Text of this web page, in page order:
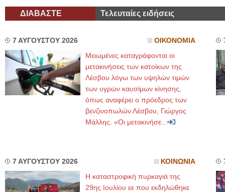
ΔΙΑΒΑΣΤΕ Τελευταίες ειδήσεις
7 ΑΥΓΟΥΣΤΟΥ 2026 ΟΙΚΟΝΟΜΙΑ
Μειωμένες καταγράφονται οι
μετακινήσεις των κατοίκων της
Λέσβου λόγω των υψηλών τιμών
των υγρών καυσίμων κίνησης,
όπως αναφέρει ο πρόεδρος των
βενζινοπωλών Λέσβου, Γιώργος
Μάλλης. «Οι μετακινήσε...
7 ΑΥΓΟΥΣΤΟΥ 2026 ΚΟΙΝΩΝΙΑ
Η καταστροφική πυρκαγιά της
29ης Ιουλίου εε που εκδηλώθηκε